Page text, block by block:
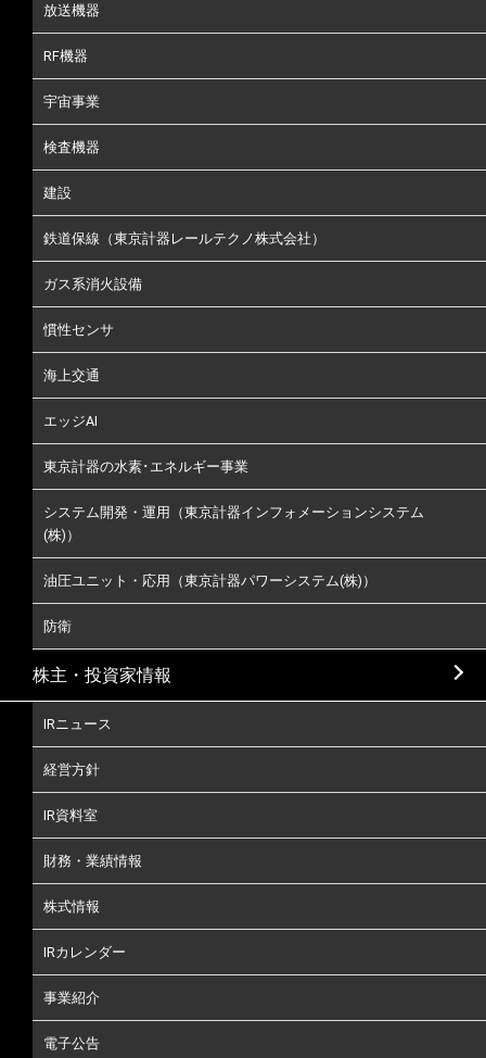
放送機器
RF機器
宇宙事業
検査機器
建設
鉄道保線（東京計器レールテクノ株式会社）
ガス系消火設備
慣性センサ
海上交通
エッジAI
東京計器の水素･エネルギー事業
システム開発・運用（東京計器インフォメーションシステム
(株)）
油圧ユニット・応用（東京計器パワーシステム(株)）
防衛
株主・投資家情報
IRニュース
経営方針
IR資料室
財務・業績情報
株式情報
IRカレンダー
事業紹介
電子公告